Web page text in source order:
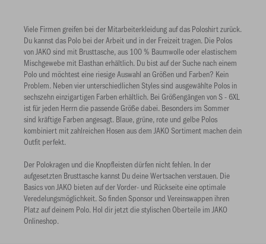
Viele Firmen greifen bei der Mitarbeiterkleidung auf das Poloshirt zurück.
Du kannst das Polo bei der Arbeit und in der Freizeit tragen. Die Polos
von JAKO sind mit Brusttasche, aus 100 % Baumwolle oder elastischem
Mischgewebe mit Elasthan erhältlich. Du bist auf der Suche nach einem
Polo und möchtest eine riesige Auswahl an Größen und Farben? Kein
Problem. Neben vier unterschiedlichen Styles sind ausgewählte Polos in
sechszehn einzigartigen Farben erhältlich. Bei Größengängen von S - 6XL
ist für jeden Herrn die passende Größe dabei. Besonders im Sommer
sind kräftige Farben angesagt. Blaue, grüne, rote und gelbe Polos
kombiniert mit zahlreichen Hosen aus dem JAKO Sortiment machen dein
Outfit perfekt.
Der Polokragen und die Knopfleisten dürfen nicht fehlen. In der
aufgesetzten Brusttasche kannst Du deine Wertsachen verstauen. Die
Basics von JAKO bieten auf der Vorder- und Rückseite eine optimale
Veredelungsmöglichkeit. So finden Sponsor und Vereinswappen ihren
Platz auf deinem Polo. Hol dir jetzt die stylischen Oberteile im JAKO
Onlineshop.